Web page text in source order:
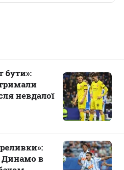
бути»:
невдалої
Динамо в